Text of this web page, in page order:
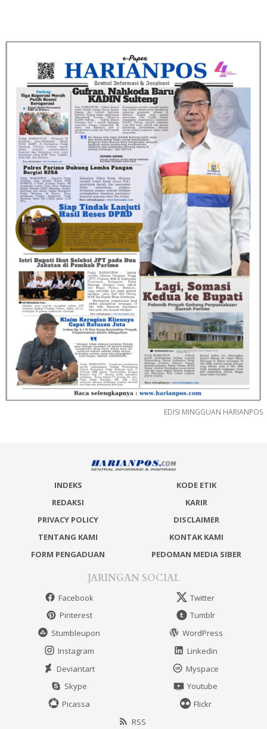
EDISI MINGGUAN HARIANPOS
INDEKS
KODE ETIK
REDAKSI
KARIR
PRIVACY POLICY
DISCLAIMER
TENTANG KAMI
KONTAK KAMI
FORM PENGADUAN
PEDOMAN MEDIA SIBER
JARINGAN SOCIAL
Facebook
Twitter
Pinterest
Tumblr
Stumbleupon
WordPress
Instagram
Linkedin
Deviantart
Myspace
Skype
Youtube
Picassa
Flickr
RSS